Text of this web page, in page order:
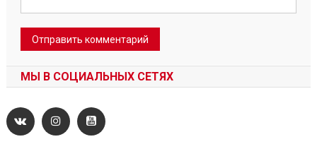
МЫ В СОЦИАЛЬНЫХ СЕТЯХ